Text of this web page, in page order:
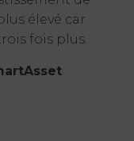
élevé car
fois plus.